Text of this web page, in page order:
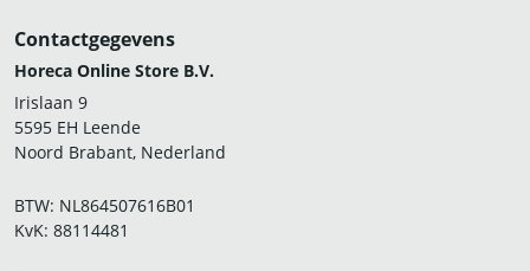
Contactgegevens
Horeca Online Store B.V.
Irislaan 9
5595 EH Leende
Noord Brabant, Nederland
BTW: NL864507616B01
KvK: 88114481